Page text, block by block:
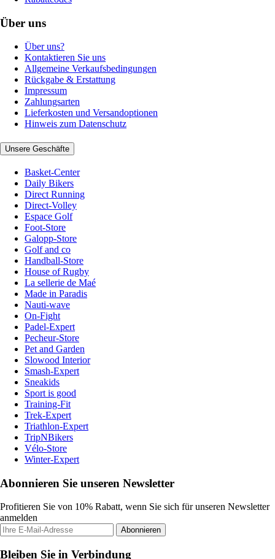
Über uns
Über uns?
Kontaktieren Sie uns
Allgemeine Verkaufsbedingungen
Rückgabe & Erstattung
Impressum
Zahlungsarten
Lieferkosten und Versandoptionen
Hinweis zum Datenschutz
Unsere Geschäfte
Basket-Center
Daily Bikers
Direct Running
Direct-Volley
Espace Golf
Foot-Store
Galopp-Store
Golf and co
Handball-Store
House of Rugby
La sellerie de Maé
Made in Paradis
Nauti-wave
On-Fight
Padel-Expert
Pecheur-Store
Pet and Garden
Slowood Interior
Smash-Expert
Sneakids
Sport is good
Training-Fit
Trek-Expert
Triathlon-Expert
TripNBikers
Vélo-Store
Winter-Expert
Abonnieren Sie unseren Newsletter
Profitieren Sie von 10% Rabatt, wenn Sie sich für unseren Newsletter
anmelden
Abonnieren
Bleiben Sie in Verbindung